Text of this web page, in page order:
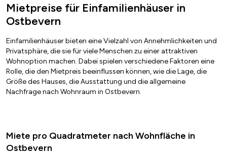
Mietpreise für Einfamilienhäuser in
Ostbevern
Einfamilienhäuser bieten eine Vielzahl von Annehmlichkeiten und
Privatsphäre, die sie für viele Menschen zu einer attraktiven
Wohnoption machen. Dabei spielen verschiedene Faktoren eine
Rolle, die den Mietpreis beeinflussen können, wie die Lage, die
Größe des Hauses, die Ausstattung und die allgemeine
Nachfrage nach Wohnraum in Ostbevern.
Miete pro Quadratmeter nach Wohnfläche in
Ostbevern